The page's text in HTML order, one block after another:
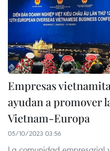
Empresas
ayudan a promover
Vietnam-Europa
05/10/2023 03:56